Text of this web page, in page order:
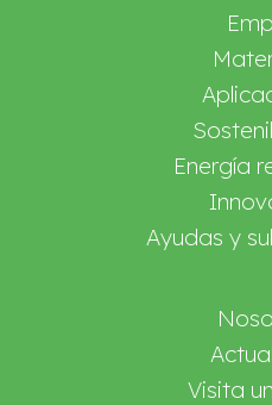
Energía
Ayudas y
Visita